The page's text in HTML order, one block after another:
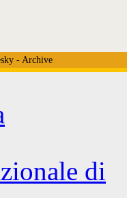
- Archive
di